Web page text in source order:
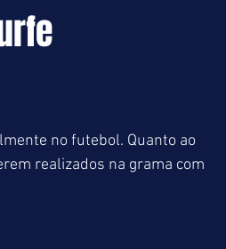
no futebol. Quanto ao
realizados na grama com